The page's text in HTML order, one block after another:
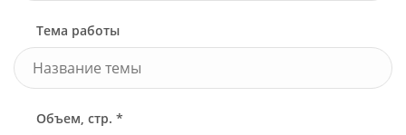
Тема работы
Объем, стр. *